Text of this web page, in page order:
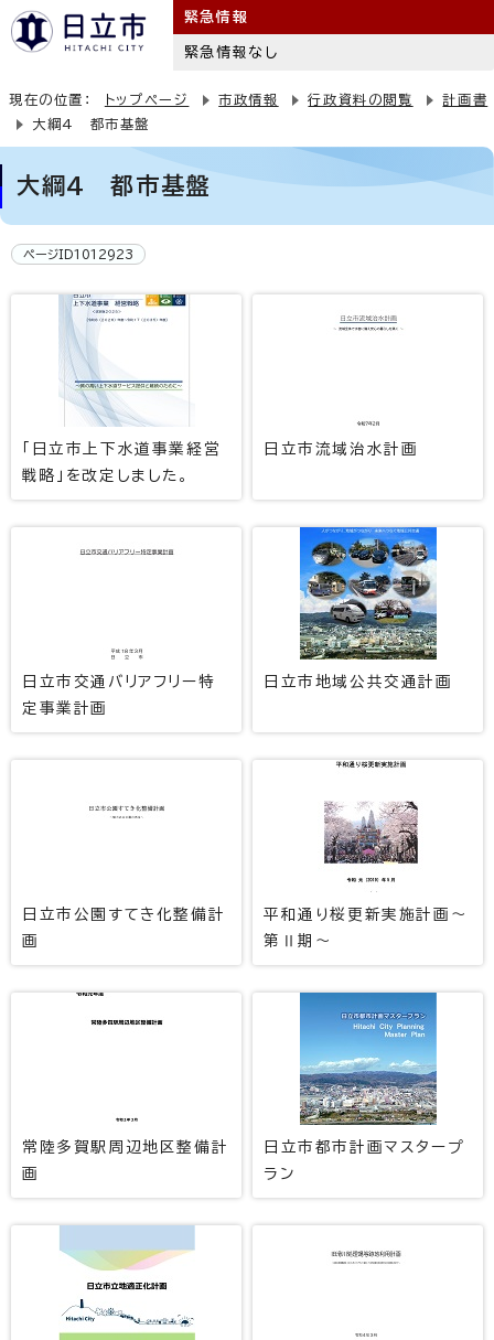
緊急情報
緊急情報なし
現在の位置： トップページ 市政情報 行政資料の閲覧
計画書
大綱4 都市基盤
大綱4 都市基盤
ページID1012923
「日立市上下水道事業経営
戦略」を改定しました。
日立市流域治水計画
日立市交通バリアフリー特
定事業計画
日立市地域公共交通計画
日立市公園すてき化整備計
画
平和通り桜更新実施計画～
第Ⅱ期～
常陸多賀駅周辺地区整備計
画
日立市都市計画マスタープ
ラン